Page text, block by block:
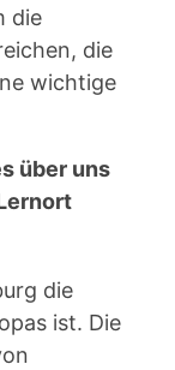
die
die
wichtige
über uns
die
ist. Die